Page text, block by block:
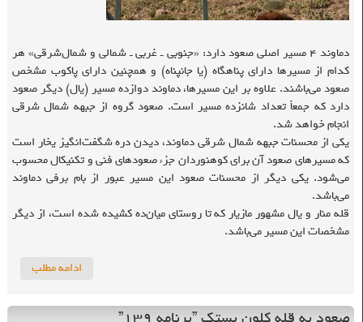
دماوند ۴ مسیر اصلی صعود دارد: «جنوبی ـ غربی ـ شمالی و شمال‌شرقی» هر
کدام از مسیرها دارای پناهگاه (یا جانپناه) و همچنین دارای پاکوب مشخص
صعود می‌باشند. علاوه بر این مسیرها، دماوند دوازده مسیر (یال) دیگر صعود
دارد که جمعاً تعداد شانزده مسیر است. صعود گروه از جبهه شمال شرقی
انجام خواهد شد.
یکی از محسنات جبهه شمال شرقی دماوند، دیدن دره شگفت‌انگیز یخار است
که مسیرهای صعود آن برای کوهنوردان جزء صعودهای فنی و تکنیکال محسوب
می‌شود. یکی دیگر از محسنات صعود این مسیر عبور از بام برفی دماوند
می‌باشد.
قله منار و یال مشهور مازیار که تا روستای میان‌ده کشیده شده است، از دیگر
مشخصات این مسیر می‌باشد.
ادامه مطلب